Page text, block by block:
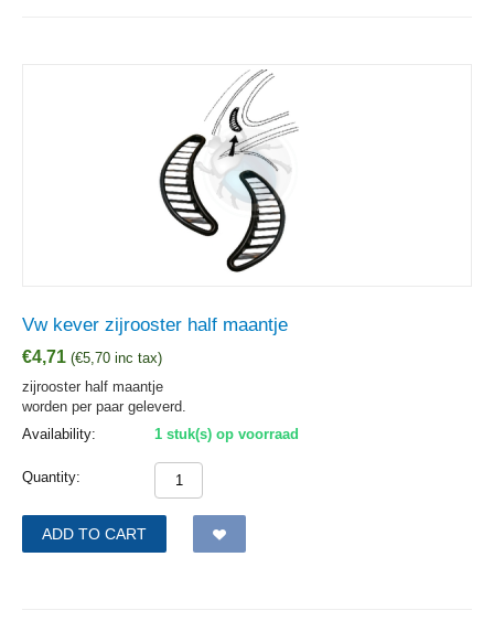
Vw kever zijrooster half maantje
€4,71 (€5,70 inc tax)
zijrooster half maantje
worden per paar geleverd.
Availability:
1 stuk(s) op voorraad
Quantity:
ADD TO CART